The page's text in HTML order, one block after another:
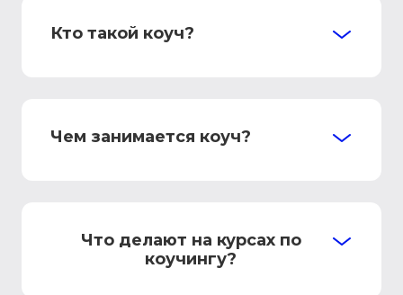
Кто такой коуч?
Чем занимается коуч?
Что делают на курсах по
коучингу?